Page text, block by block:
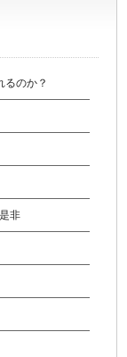
るのか？
非